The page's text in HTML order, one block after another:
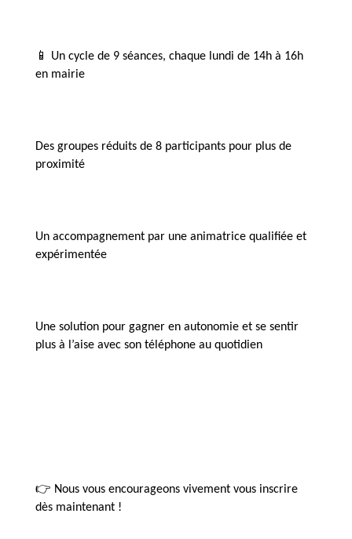
📱 Un cycle de 9 séances, chaque lundi de 14h à 16h
en mairie
Des groupes réduits de 8 participants pour plus de
proximité
Un accompagnement par une animatrice qualifiée et
expérimentée
Une solution pour gagner en autonomie et se sentir
plus à l’aise avec son téléphone au quotidien
👉 Nous vous encourageons vivement vous inscrire
dès maintenant !